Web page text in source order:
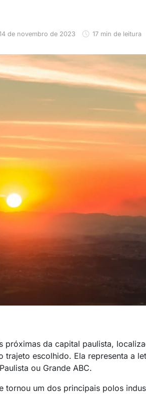
de novembro de 2023 17 min de leitura
próximas da capital paulista,
escolhido. Ela representa a
ou Grande ABC.
tornou um dos principais polos